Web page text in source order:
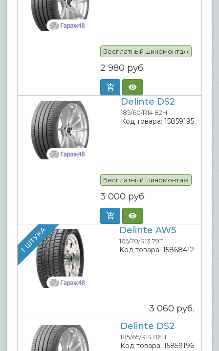
Бесплатный шиномонтаж
2 980 руб.
Delinte DS2
185/60/R14 82H
Код товара: 15859195
Бесплатный шиномонтаж
3 000 руб.
1 ШТУКА Delinte AW5
165/70/R13 79T
Код товара: 15868412
3 060 руб.
Delinte DS2
185/65/R14 86H
Код товара: 15859196